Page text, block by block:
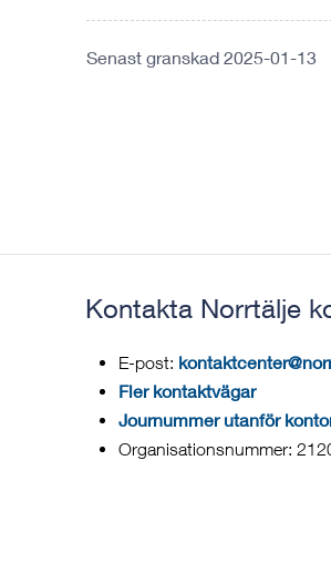
Senast granskad 2025-01-13
Kontakta Norrtälje
E-post:
Fler kontaktvägar
Journummer utanför
Organisationsnummer: